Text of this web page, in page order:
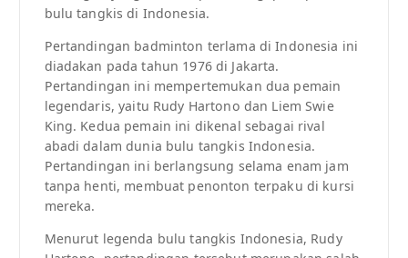
bulu tangkis di Indonesia.
Pertandingan badminton terlama di Indonesia ini
diadakan pada tahun 1976 di Jakarta.
Pertandingan ini mempertemukan dua pemain
legendaris, yaitu Rudy Hartono dan Liem Swie
King. Kedua pemain ini dikenal sebagai rival
abadi dalam dunia bulu tangkis Indonesia.
Pertandingan ini berlangsung selama enam jam
tanpa henti, membuat penonton terpaku di kursi
mereka.
Menurut legenda bulu tangkis Indonesia, Rudy